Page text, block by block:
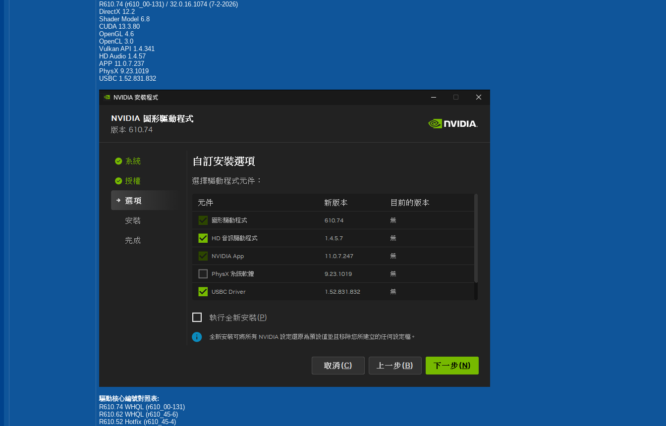
R610.74 (r610_00-131) / 32.0.16.1074 (7-2-2026)
DirectX 12.2
Shader Model 6.8
CUDA 13.3.80
OpenGL 4.6
OpenCL 3.0
Vulkan API 1.4.341
HD Audio 1.4.57
APP 11.0.7.237
PhysX 9.23.1019
USBC 1.52.831.832
驅動核心編號對照表:
R610.74 WHQL (r610_00-131)
R610.62 WHQL (r610_45-6)
R610.52 Hotfix (r610_45-4)